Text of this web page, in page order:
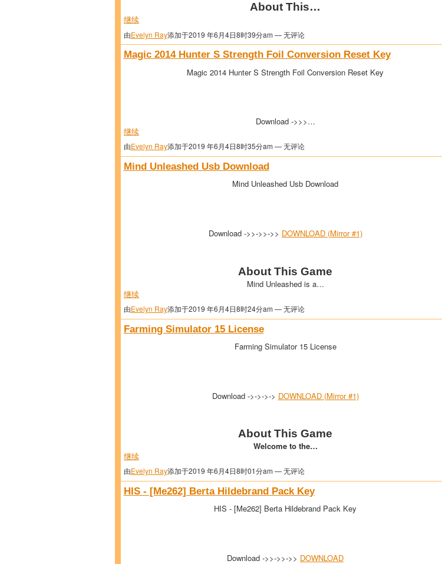
About This…
继续
由Evelyn Ray添加于2019 年6月4日8时39分am — 无评论
Magic 2014 Hunter S Strength Foil Conversion Reset Key
Magic 2014 Hunter S Strength Foil Conversion Reset Key
Download ->>>…
继续
由Evelyn Ray添加于2019 年6月4日8时35分am — 无评论
Mind Unleashed Usb Download
Mind Unleashed Usb Download
Download ->>->>->> DOWNLOAD (Mirror #1)
About This Game
Mind Unleashed is a…
继续
由Evelyn Ray添加于2019 年6月4日8时24分am — 无评论
Farming Simulator 15 License
Farming Simulator 15 License
Download ->->->-> DOWNLOAD (Mirror #1)
About This Game
Welcome to the…
继续
由Evelyn Ray添加于2019 年6月4日8时01分am — 无评论
HIS - [Me262] Berta Hildebrand Pack Key
HIS - [Me262] Berta Hildebrand Pack Key
Download ->>->>->> DOWNLOAD